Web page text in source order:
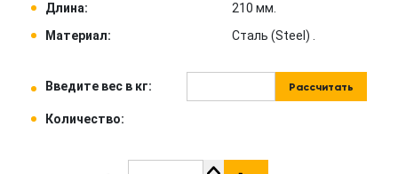
Длина:
210 мм.
Материал:
Сталь (Steel) .
Введите вес в кг: Рассчитать
Количество: